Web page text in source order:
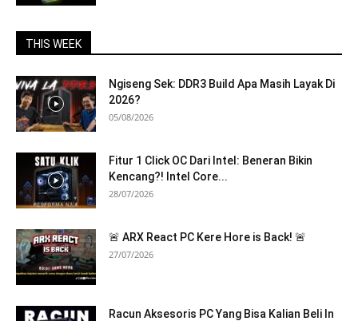
THIS WEEK
Ngiseng Sek: DDR3 Build Apa Masih Layak Di
2026?
05/08/2026
Fitur 1 Click OC Dari Intel: Beneran Bikin
Kencang?! Intel Core...
28/07/2026
🚨 ARX React PC Kere Hore is Back! 🚨
27/07/2026
Racun Aksesoris PC Yang Bisa Kalian Beli In